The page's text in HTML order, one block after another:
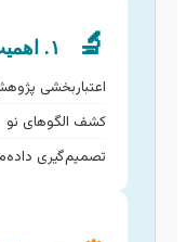
۱. اهمیت
اعتباربخشی پژوهش
کشف الگوهای نو
تصمیم‌گیری داده‌محور